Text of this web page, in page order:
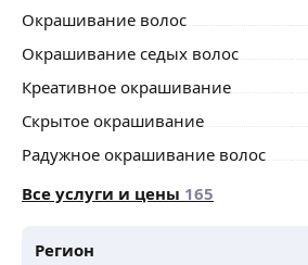
Окрашивание волос
Окрашивание седых волос
Креативное окрашивание
Скрытое окрашивание
Радужное окрашивание волос
Все услуги и цены 165
Регион